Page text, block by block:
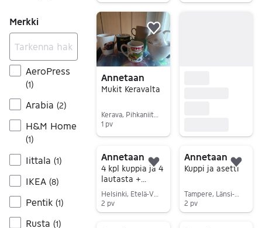
Merkki
AeroPress
(1)
Arabia (2)
H&M Home
(1)
Iittala (1)
IKEA (8)
Pentik (1)
Rusta (1)
Siirry ilmoitukseen
Annetaan
Mukit Keravalta
1 pv
Lisää suosikiksi.
Siirry ilmoitukseen
Annetaan
4 kpl kuppia ja 4
lautasta +
tarjoiluvati
2 pv
Lisää suosikiksi.
Annetaan
Kuppi ja asetti
Tampere, Länsi-Amuri, Pirkanmaa
2 pv